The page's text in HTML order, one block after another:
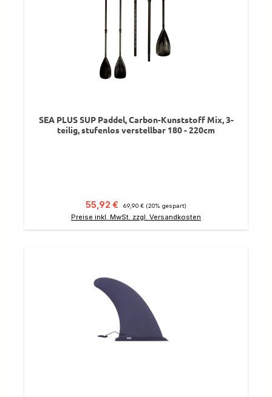
SEA PLUS SUP Paddel, Carbon-Kunststoff Mix, 3-
teilig, stufenlos verstellbar 180 - 220cm
Verkaufspreis:
55,92 € 69,90 € (20% gespart)
Preise inkl. MwSt. zzgl. Versandkosten